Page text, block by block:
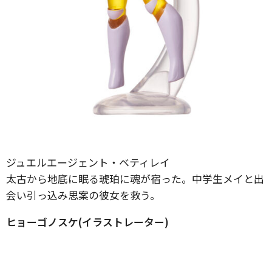
ジュエルエージェント・ベティレイ
太古から地底に眠る琥珀に魂が宿った。中学生メイと出
会い引っ込み思案の彼女を救う。
ヒョーゴノスケ(イラストレーター)